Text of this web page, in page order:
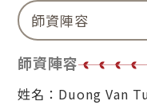
師資陣容
師資陣容
姓名：Duong Van